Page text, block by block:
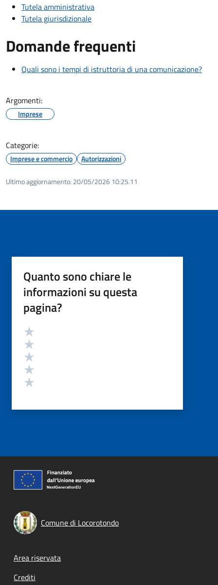
Tutela amministrativa
Tutela giurisdizionale
Domande frequenti
Quali sono i tempi di istruttoria di una comunicazione?
Argomenti:
Imprese
Categorie:
Imprese e commercio Autorizzazioni
Ultimo aggiornamento: 20/05/2026 10:25.11
Quanto sono chiare le
informazioni su questa
pagina?
Valutazione
Comune di Locorotondo
Footer menu
Area riservata
Crediti